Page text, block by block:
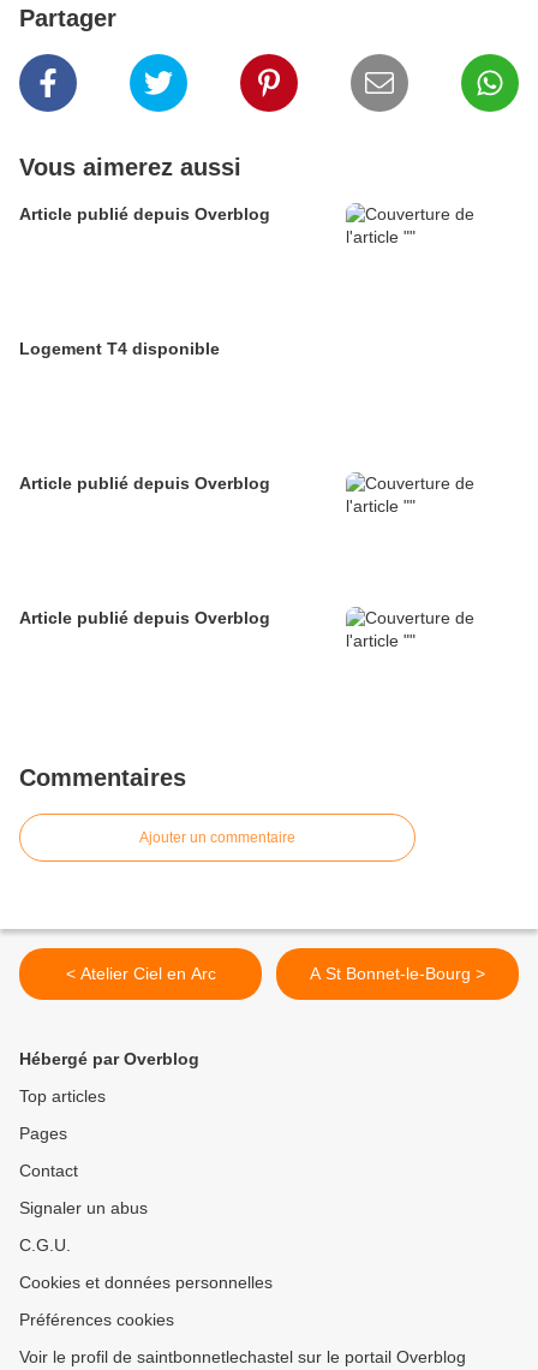
Partager
Vous aimerez aussi
Article publié depuis Overblog
Logement T4 disponible
Article publié depuis Overblog
Article publié depuis Overblog
Commentaires
Ajouter un commentaire
< Atelier Ciel en Arc A St Bonnet-le-Bourg >
Hébergé par Overblog
Top articles
Pages
Contact
Signaler un abus
C.G.U.
Cookies et données personnelles
Préférences cookies
Voir le profil de saintbonnetlechastel sur le portail Overblog